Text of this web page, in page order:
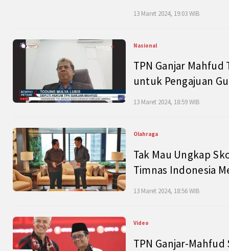
13 Maret 2024, 19:03 WIB
Nasional
TPN Ganjar
untuk Pengajuan
13 Maret 2024, 18:59 WIB
Olahraga
Tak Mau Ungkap
Timnas Indonesia
13 Maret 2024, 18:56 WIB
Video
TPN Ganjar-